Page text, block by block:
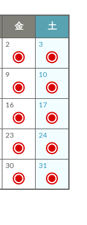
金 土
2 3
9 10
16 17
23 24
30 31